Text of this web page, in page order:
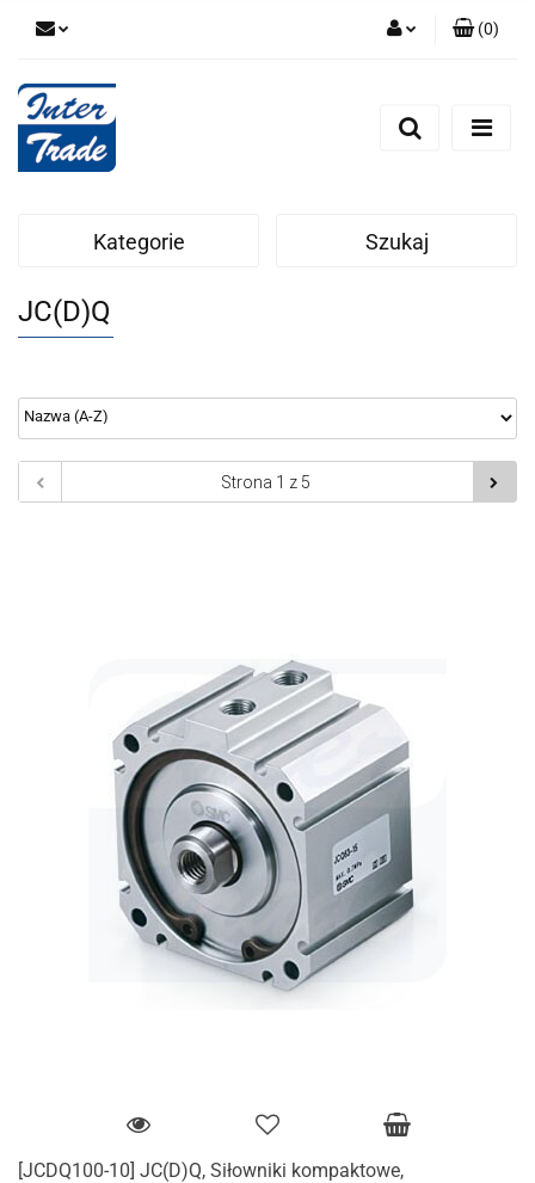
Zarejestruj się
(0)
Kategorie Szukaj
JC(D)Q
[JCDQ100-10] JC(D)Q, Siłowniki kompaktowe,